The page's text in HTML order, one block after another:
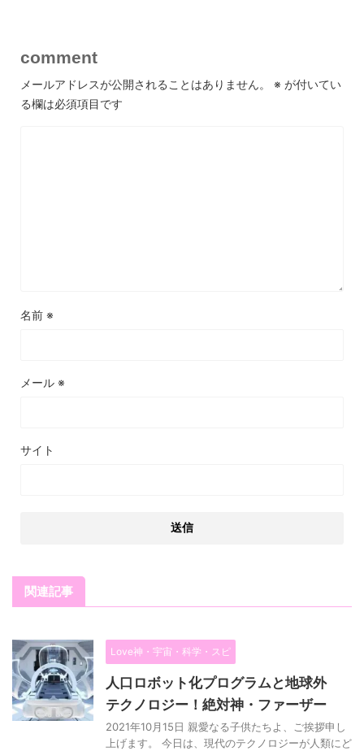
comment
メールアドレスが公開されることはありません。 ※ が付いてい
る欄は必須項目です
名前 ※
メール ※
サイト
関連記事
Love神・宇宙・科学・スピ
人口ロボット化プログラムと地球外
テクノロジー！絶対神・ファーザー
2021年10月15日 親愛なる子供たちよ、ご挨拶申し
上げます。 今日は、現代のテクノロジーが人類にど